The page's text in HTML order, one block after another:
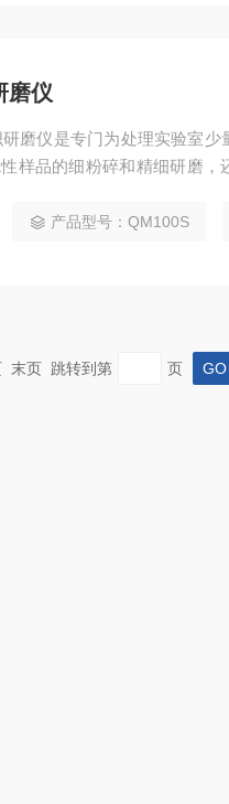
磨仪
磨仪是专门为处理实验室少
样品的细粉碎和精细研磨，
产品型号：QM100S
末页 跳转到第 页